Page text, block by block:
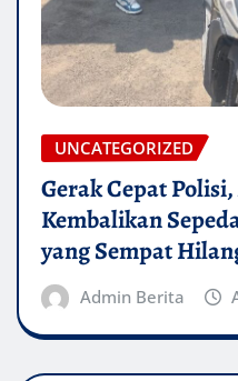
UNCATEGORIZED
Gerak Cepat
Kembalikan
yang Sempat
Admin Berita